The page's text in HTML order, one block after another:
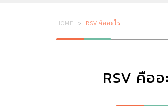
HOME RSV คืออะไร
RSV คืออ